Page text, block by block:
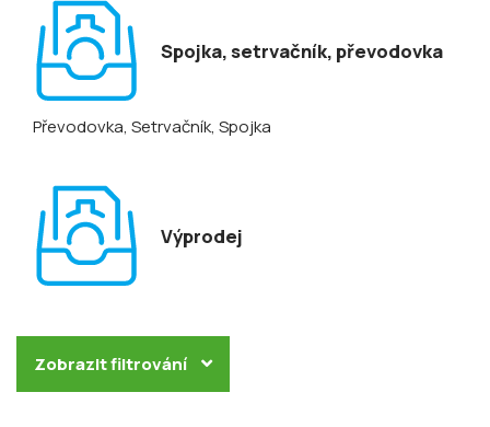
Spojka, setrvačník, převodovka
Převodovka, Setrvačník, Spojka
Výprodej
Zobrazit filtrování